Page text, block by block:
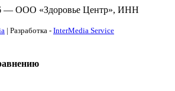
— ООО «Здоровье Центр», ИНН
| Разработка - InterMedia Service